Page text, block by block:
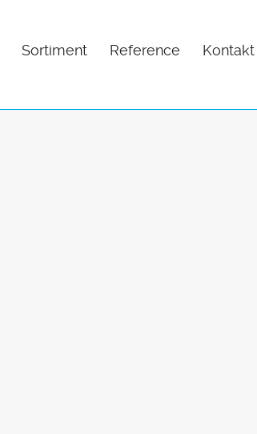
Sortiment Reference Kontakt